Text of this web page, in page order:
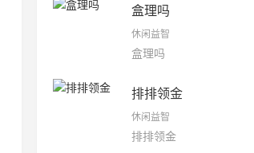
盒理吗
休闲益智
盒理吗
排排领金
休闲益智
排排领金